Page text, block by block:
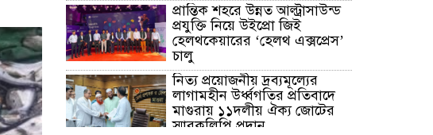
প্রান্তিক শহরে উন্নত আল্ট্রাসাউন্ড
প্রযুক্তি নিয়ে উইপ্রো জিই
হেলথকেয়ারের ‘হেলথ এক্সপ্রেস’
চালু
নিত্য প্রয়োজনীয় দ্রব্যমূল্যের
লাগামহীন উর্ধ্বগতির প্রতিবাদে
মাগুরায় ১১দলীয় ঐক্য জোটের
স্মারকলিপি প্রদান